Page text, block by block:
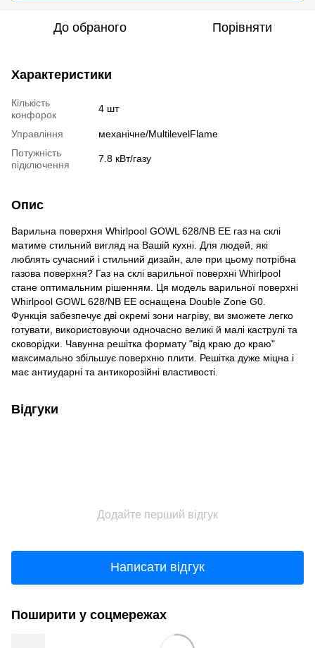
До обраного Порівняти
Характеристики
Кількість
конфорок
4 шт
Управління
механічне/MultilevelFlame
Потужність
підключення
7.8 кВт/газу
Опис
Варильна поверхня Whirlpool GOWL 628/NB EE газ на склі
матиме стильний вигляд на Вашій кухні. Для людей, які
люблять сучасний і стильний дизайн, але при цьому потрібна
газова поверхня? Газ на склі варильної поверхні Whirlpool
стане оптимальним рішенням. Ця модель варильної поверхні
Whirlpool GOWL 628/NB EE оснащена Double Zone G0.
Функція забезпечує дві окремі зони нагріву, ви зможете легко
готувати, використовуючи одночасно великі й малі каструлі та
сковорідки. Чавунна решітка формату "від краю до краю"
максимально збільшує поверхню плити. Решітка дуже міцна і
має антиударні та антикорозійні властивості.
Відгуки
Додайте перший відгук
Написати відгук
Поширити у соцмережах